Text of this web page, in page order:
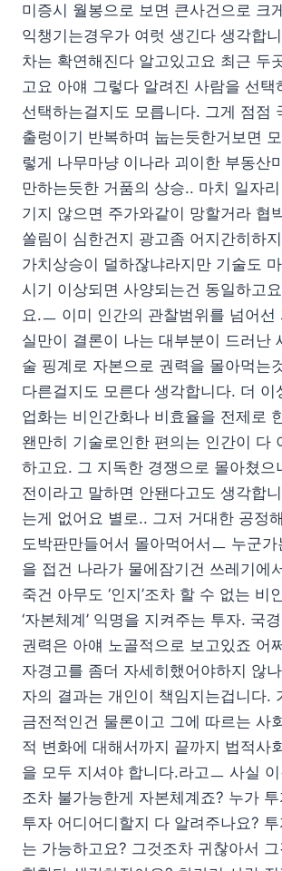
미증시 월봉으로 보면 큰사건으로 크
익챙기는경우가 여럿 생긴다 생각합
차는 확연해진다 알고있고요 최근 두
고요 아얘 그렇다 알려진 사람을 선택
선택하는걸지도 모릅니다. 그게 점점
출렁이기 반복하며 눕는듯한거보면
렇게 나무마냥 이나라 괴이한 부동산
만하는듯한 거품의 상승.. 마치 일자
기지 않으면 주가와같이 망할거라 협
쏠림이 심한건지 광고좀 어지간히하
가치상승이 덜하잖냐라지만 기술도
시기 이상되면 사양되는건 동일하고
요.ㅡ 이미 인간의 관찰범위를 넘어선
실만이 결론이 나는 대부분이 드러난
술 핑계로 자본으로 권력을 몰아먹는
다른걸지도 모른다 생각합니다. 더 이
업화는 비인간화나 비효율을 전제로
왠만히 기술로인한 편의는 인간이 다
하고요. 그 지독한 경쟁으로 몰아쳤으
전이라고 말하면 안됀다고도 생각합
는게 없어요 별로.. 그저 거대한 공정
도박판만들어서 몰아먹어서ㅡ 누군
을 접건 나라가 물에잠기건 쓰레기에
죽건 아무도 ‘인지’조차 할 수 없는 비
‘자본체계’ 익명을 지켜주는 투자. 국
권력은 아얘 노골적으로 보고있죠 어
자경고를 좀더 자세히했어야하지 않
자의 결과는 개인이 책임지는겁니다.
금전적인건 물론이고 그에 따르는 사
적 변화에 대해서까지 끝까지 법적사
을 모두 지셔야 합니다.라고ㅡ 사실
조차 불가능한게 자본체계죠? 누가
투자 어디어디할지 다 알려주나요?
는 가능하고요? 그것조차 귀찮아서